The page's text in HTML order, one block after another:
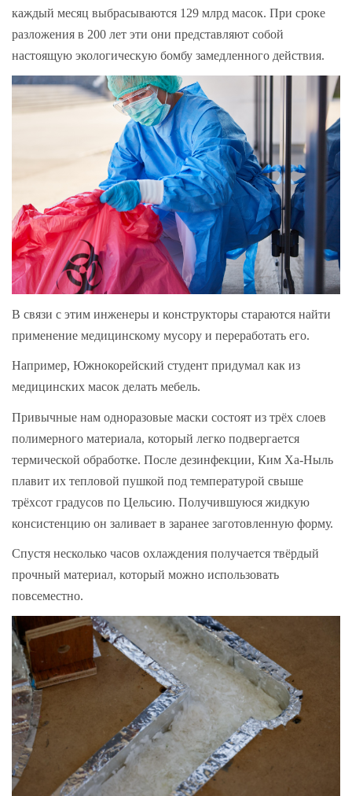
каждый месяц выбрасываются 129 млрд масок. При сроке
разложения в 200 лет эти они представляют собой
настоящую экологическую бомбу замедленного действия.
В связи с этим инженеры и конструкторы стараются найти
применение медицинскому мусору и переработать его.
Например, Южнокорейский студент придумал как из
медицинских масок делать мебель.
Привычные нам одноразовые маски состоят из трёх слоев
полимерного материала, который легко подвергается
термической обработке. После дезинфекции, Ким Ха-Ныль
плавит их тепловой пушкой под температурой свыше
трёхсот градусов по Цельсию. Получившуюся жидкую
консистенцию он заливает в заранее заготовленную форму.
Спустя несколько часов охлаждения получается твёрдый
прочный материал, который можно использовать
повсеместно.